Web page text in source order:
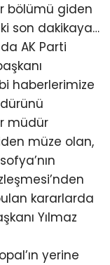
bölümü giden
son dakikaya…
AK Parti
haberlerimize
müdür
müze olan,
kararlarda
Yılmaz
yerine